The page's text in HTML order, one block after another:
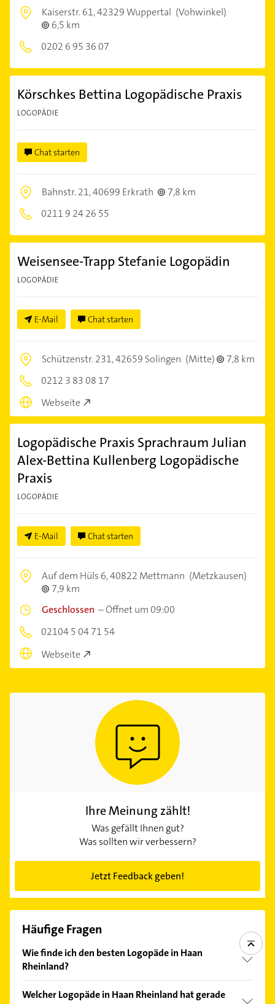
Kaiserstr. 61,42329 Wuppertal (Vohwinkel)
6,5 km
0202 6 95 36 07
Körschkes Bettina Logopädische Praxis
LOGOPÄDIE
Chat starten
Bahnstr. 21,40699 Erkrath
7,8 km
0211 9 24 26 55
Weisensee-Trapp Stefanie Logopädin
LOGOPÄDIE
E-Mail Chat starten
Schützenstr. 231,42659 Solingen (Mitte)
7,8 km
0212 3 83 08 17
Webseite
Logopädische Praxis Sprachraum Julian
Alex-Bettina Kullenberg Logopädische
Praxis
LOGOPÄDIE
E-Mail Chat starten
Auf dem Hüls 6,40822 Mettmann (Metzkausen)
7,9 km
Geschlossen –Öffnet um 09:00
02104 5 04 71 54
Webseite
Ihre Meinung zählt!
Was gefällt Ihnen gut?
Was sollten wir verbessern?
Jetzt Feedback geben!
Häufige Fragen
Wie finde ich den besten Logopäde in Haan
Rheinland?
Kundenmeinungen und profitieren Sie von den
Welcher Logopäde in Haan Rheinland hat gerade